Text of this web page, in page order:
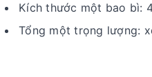
Kích thước một bao bì:
Tổng một trọng lượng: